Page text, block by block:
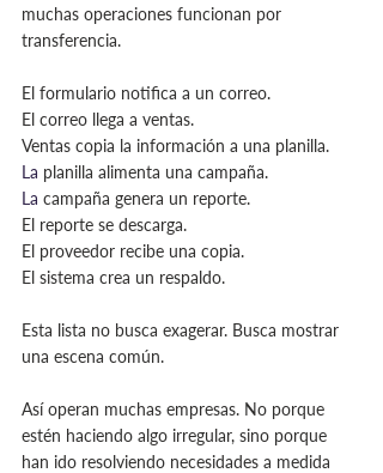
muchas operaciones funcionan por
transferencia.
El formulario notifica a un correo.
El correo llega a ventas.
Ventas copia la información a una planilla.
La planilla alimenta una campaña.
La campaña genera un reporte.
El reporte se descarga.
El proveedor recibe una copia.
El sistema crea un respaldo.
Esta lista no busca exagerar. Busca mostrar
una escena común.
Así operan muchas empresas. No porque
estén haciendo algo irregular, sino porque
han ido resolviendo necesidades a medida